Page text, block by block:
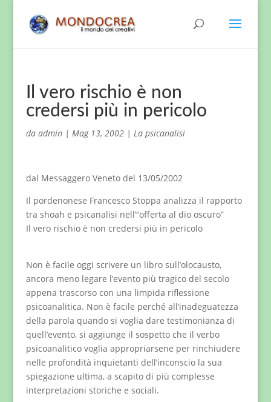
Il vero rischio è non
credersi più in pericolo
da admin| Mag 13, 2002| La psicanalisi
dal Messaggero Veneto del 13/05/2002
Il pordenonese Francesco Stoppa analizza il rapporto
tra shoah e psicanalisi nell’“offerta al dio oscuro”
Il vero rischio è non credersi più in pericolo
Non è facile oggi scrivere un libro sull’olocausto,
ancora meno legare l’evento più tragico del secolo
appena trascorso con una limpida riflessione
psicoanalitica. Non è facile perché all’inadeguatezza
della parola quando si voglia dare testimonianza di
quell’evento, si aggiunge il sospetto che il verbo
psicoanalitico voglia appropriarsene per rinchiudere
nelle profondità inquietanti dell’inconscio la sua
spiegazione ultima, a scapito di più complesse
interpretazioni storiche e sociali.